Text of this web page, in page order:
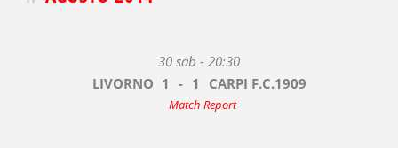
30 sab - 20:30
LIVORNO 1 - 1 CARPI F.C.1909
Match Report